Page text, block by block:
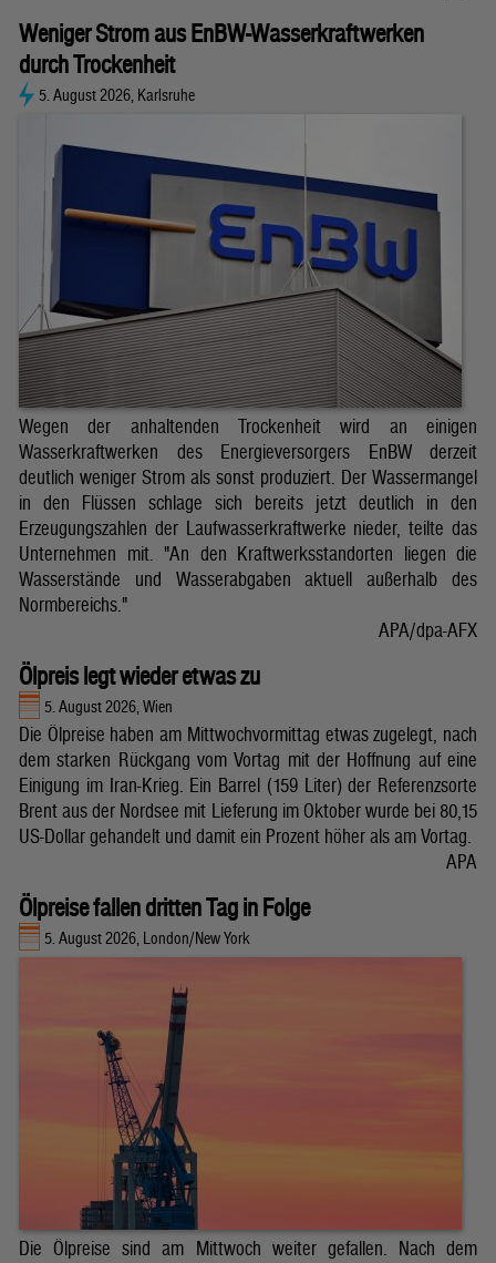
Weniger Strom aus EnBW-Wasserkraftwerken
durch Trockenheit
5. August 2026, Karlsruhe
Wegen der anhaltenden Trockenheit wird an einigen
Wasserkraftwerken des Energieversorgers EnBW derzeit
deutlich weniger Strom als sonst produziert. Der Wassermangel
in den Flüssen schlage sich bereits jetzt deutlich in den
Erzeugungszahlen der Laufwasserkraftwerke nieder, teilte das
Unternehmen mit. "An den Kraftwerksstandorten liegen die
Wasserstände und Wasserabgaben aktuell außerhalb des
Normbereichs."
APA/dpa-AFX
Ölpreis legt wieder etwas zu
5. August 2026, Wien
Die Ölpreise haben am Mittwochvormittag etwas zugelegt, nach
dem starken Rückgang vom Vortag mit der Hoffnung auf eine
Einigung im Iran-Krieg. Ein Barrel (159 Liter) der Referenzsorte
Brent aus der Nordsee mit Lieferung im Oktober wurde bei 80,15
US-Dollar gehandelt und damit ein Prozent höher als am Vortag.
APA
Ölpreise fallen dritten Tag in Folge
5. August 2026, London/New York
Die Ölpreise sind am Mittwoch weiter gefallen. Nach dem